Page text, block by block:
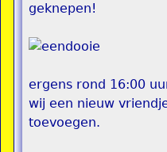
geknepen!
ergens rond 16:00
wij een nieuw
toevoegen.